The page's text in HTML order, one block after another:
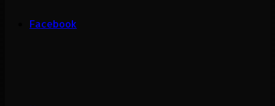
Facebook